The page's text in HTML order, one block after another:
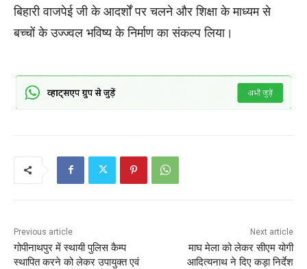
बिहारी वाजपेई जी के आदर्शों पर चलने और शिक्षा के माध्यम से
बच्चों के उज्ज्वल भविष्य के निर्माण का संकल्प लिया।
Previous article
गोपीनाथपुर में स्थायी पुलिस कैम्प
स्थापित करने को लेकर उपायुक्त एवं
Next article
माघ मेला को लेकर सीएम योगी
आदित्यनाथ ने दिए कड़ा निर्देश